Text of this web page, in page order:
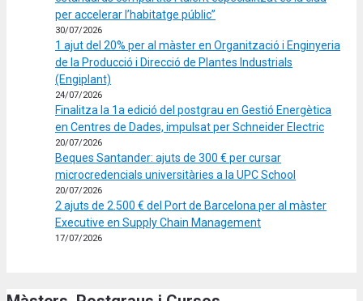
per accelerar l’habitatge públic”
30/07/2026
1 ajut del 20% per al màster en Organització i Enginyeria
de la Producció i Direcció de Plantes Industrials
(Engiplant)
24/07/2026
Finalitza la 1a edició del postgrau en Gestió Energètica
en Centres de Dades, impulsat per Schneider Electric
20/07/2026
Beques Santander: ajuts de 300 € per cursar
microcredencials universitàries a la UPC School
20/07/2026
2 ajuts de 2.500 € del Port de Barcelona per al màster
Executive en Supply Chain Management
17/07/2026